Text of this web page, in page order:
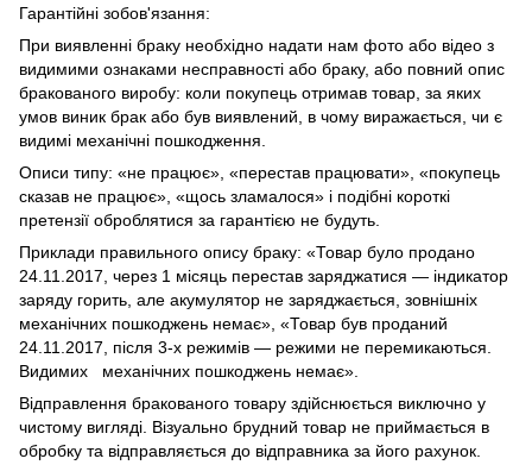
Гарантійні зобов'язання:
При виявленні браку необхідно надати нам фото або відео з
видимими ознаками несправності або браку, або повний опис
бракованого виробу: коли покупець отримав товар, за яких
умов виник брак або був виявлений, в чому виражається, чи є
видимі механічні пошкодження.
Описи типу: «не працює», «перестав працювати», «покупець
сказав не працює», «щось зламалося» і подібні короткі
претензії оброблятися за гарантією не будуть.
Приклади правильного опису браку: «Товар було продано
24.11.2017, через 1 місяць перестав заряджатися — індикатор
заряду горить, але акумулятор не заряджається, зовнішніх
механічних пошкоджень немає», «Товар був проданий
24.11.2017, після 3-х режимів — режими не перемикаються.
Видимих механічних пошкоджень немає».
Відправлення бракованого товару здійснюється виключно у
чистому вигляді. Візуально брудний товар не приймається в
обробку та відправляється до відправника за його рахунок.